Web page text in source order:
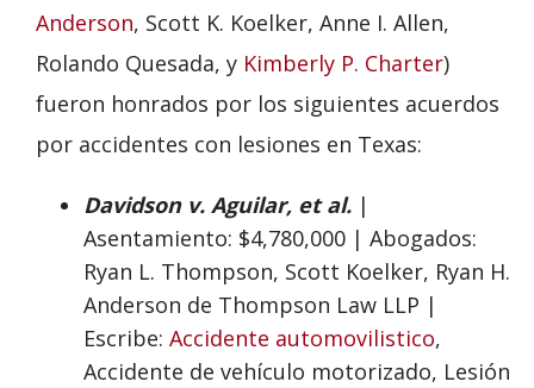
Anderson, Scott K. Koelker, Anne I. Allen,
Rolando Quesada, y Kimberly P. Charter)
fueron honrados por los siguientes acuerdos
por accidentes con lesiones en Texas:
Davidson v. Aguilar, et al. |
Asentamiento: $4,780,000 | Abogados:
Ryan L. Thompson, Scott Koelker, Ryan H.
Anderson de Thompson Law LLP |
Escribe: Accidente automovilistico,
Accidente de vehículo motorizado, Lesión